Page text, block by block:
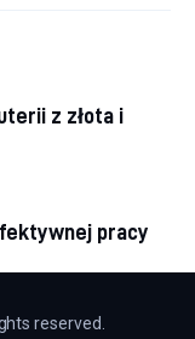
z złota i
pracy
reserved.